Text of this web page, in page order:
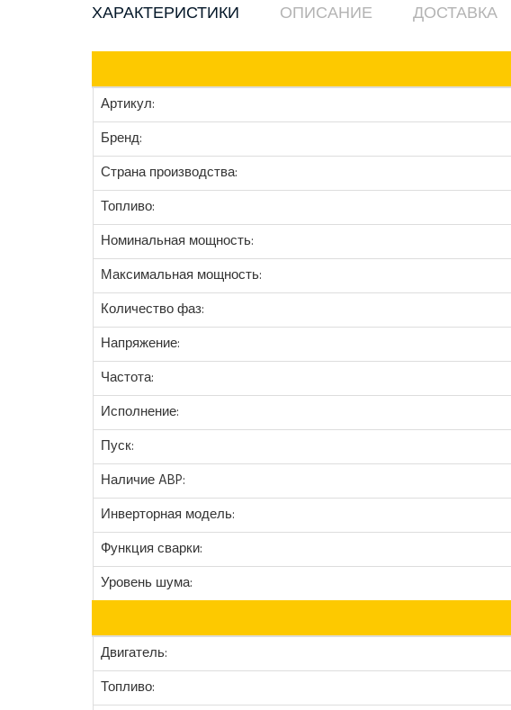
ХАРАКТЕРИСТИКИ ОПИСАНИЕ ДОСТАВКА
Артикул:
Бренд:
Страна производства:
Топливо:
Номинальная мощность:
Максимальная мощность:
Количество фаз:
Напряжение:
Частота:
Исполнение:
Пуск:
Наличие ABP:
Инверторная модель:
Функция сварки:
Уровень шума:
Двигатель:
Топливо: